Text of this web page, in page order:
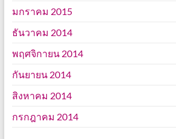
มกราคม 2015
ธันวาคม 2014
พฤศจิกายน 2014
กันยายน 2014
สิงหาคม 2014
กรกฎาคม 2014